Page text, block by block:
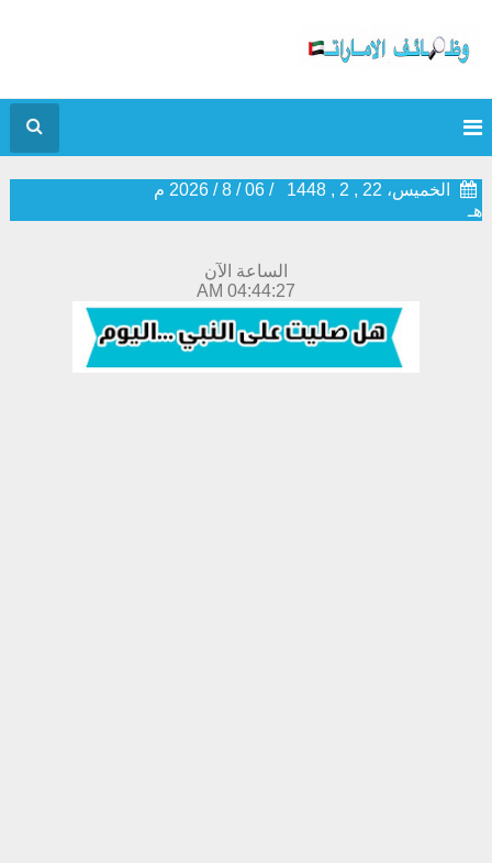
الخميس، 22 , 2 , 1448
هـ
/
06
/
8
/
2026 م
الساعة الآن
04:44:27 AM